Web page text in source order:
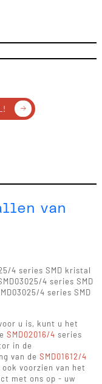
van
4 series SMD kristal
4 series SMD
4 series SMD
u is, kunt u het
SMD02016/4 series
in de
van de SMD01612/4
voorzien van het
met ons op - uw